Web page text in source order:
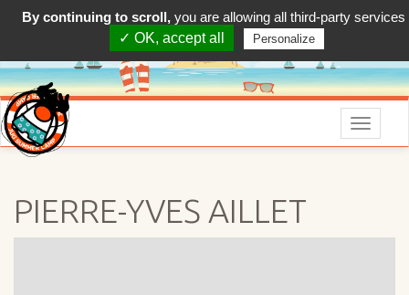
Menu
PIERRE-YVES AILLET
By continuing to scroll, you are allowing all third-party services
✓ OK, accept all
Personalize